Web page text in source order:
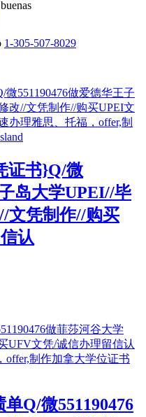
1-305-507-8029
证书}Q/微
岛大学UPEI//毕
文凭制作//购买
认
Q/微551190476